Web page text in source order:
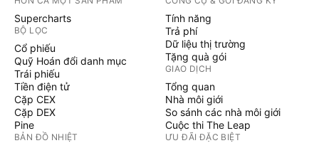
Supercharts
BỘ LỌC
Cổ phiếu
Quỹ Hoán đổi danh mục
Trái phiếu
Tiền điện tử
Cặp CEX
Cặp DEX
Pine
BẢN ĐỒ NHIỆT
Tính năng
Trả phí
Dữ liệu thị trường
Tặng quà gói
GIAO DỊCH
Tổng quan
Nhà môi giới
So sánh các nhà môi giới
Cuộc thi The Leap
ƯU ĐÃI ĐẶC BIỆT